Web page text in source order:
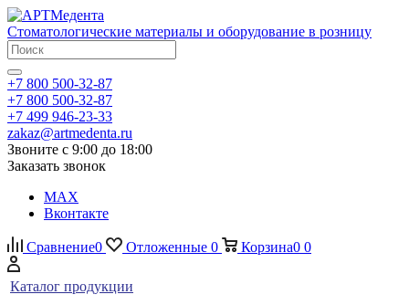
Стоматологические материалы и оборудование в розницу
+7 800 500-32-87
+7 800 500-32-87
+7 499 946-23-33
zakaz@artmedenta.ru
Звоните с 9:00 до 18:00
Заказать звонок
MAX
Вконтакте
Сравнение0 Отложенные 0 Корзина0 0
Каталог продукции